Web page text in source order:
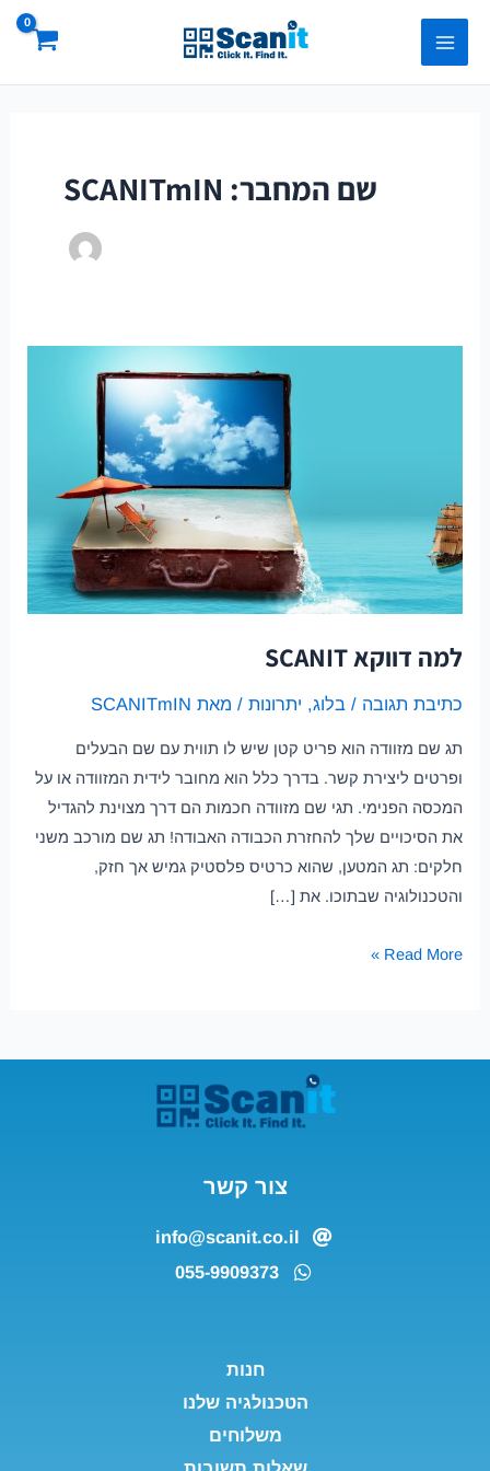
לתוכן
Main
Menu
שם המחבר: SCANITmIN
למה דווקא SCANIT
כתיבת תגובה / בלוג, יתרונות / מאת SCANITmIN
תג שם מזוודה הוא פריט קטן שיש לו תווית עם שם הבעלים
ופרטים ליצירת קשר. בדרך כלל הוא מחובר לידית המזוודה או על
המכסה הפנימי. תגי שם מזוודה חכמות הם דרך מצוינת להגדיל
את הסיכויים שלך להחזרת הכבודה האבודה! תג שם מורכב משני
חלקים: תג המטען, שהוא כרטיס פלסטיק גמיש אך חזק,
והטכנולוגיה שבתוכו. את […]
Read More »
צור קשר
info@scanit.co.il
055-9909373
חנות
הטכנולגיה שלנו
משלוחים